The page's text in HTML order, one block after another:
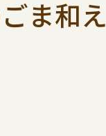
ま和え